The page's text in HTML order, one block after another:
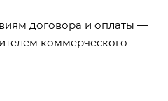
договора и оплаты —
коммерческого